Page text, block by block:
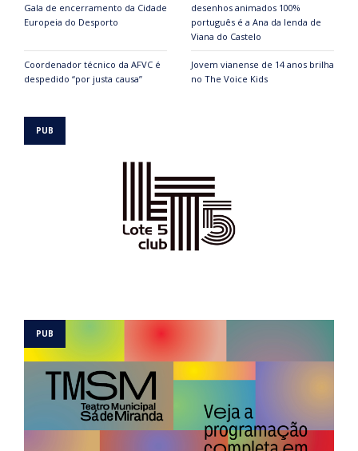
Gala de encerramento da Cidade
Europeia do Desporto
desenhos animados 100%
português é a Ana da lenda de
Viana do Castelo
Coordenador técnico da AFVC é
despedido “por justa causa”
Jovem vianense de 14 anos brilha
no The Voice Kids